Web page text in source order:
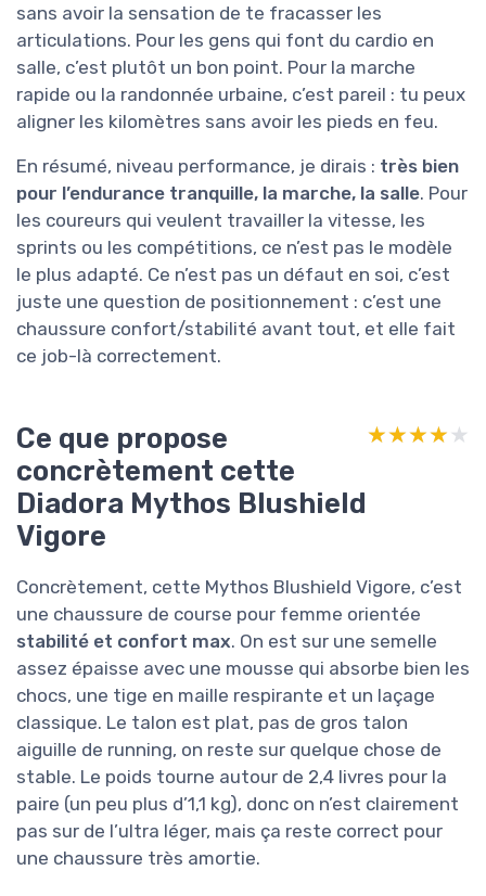
sans avoir la sensation de te fracasser les
articulations. Pour les gens qui font du cardio en
salle, c’est plutôt un bon point. Pour la marche
rapide ou la randonnée urbaine, c’est pareil : tu peux
aligner les kilomètres sans avoir les pieds en feu.
En résumé, niveau performance, je dirais : très bien
pour l’endurance tranquille, la marche, la salle. Pour
les coureurs qui veulent travailler la vitesse, les
sprints ou les compétitions, ce n’est pas le modèle
le plus adapté. Ce n’est pas un défaut en soi, c’est
juste une question de positionnement : c’est une
chaussure confort/stabilité avant tout, et elle fait
ce job-là correctement.
Ce que propose
concrètement cette
Diadora Mythos Blushield
Vigore
★★★★★
★★★★★
Concrètement, cette Mythos Blushield Vigore, c’est
une chaussure de course pour femme orientée
stabilité et confort max. On est sur une semelle
assez épaisse avec une mousse qui absorbe bien les
chocs, une tige en maille respirante et un laçage
classique. Le talon est plat, pas de gros talon
aiguille de running, on reste sur quelque chose de
stable. Le poids tourne autour de 2,4 livres pour la
paire (un peu plus d’1,1 kg), donc on n’est clairement
pas sur de l’ultra léger, mais ça reste correct pour
une chaussure très amortie.